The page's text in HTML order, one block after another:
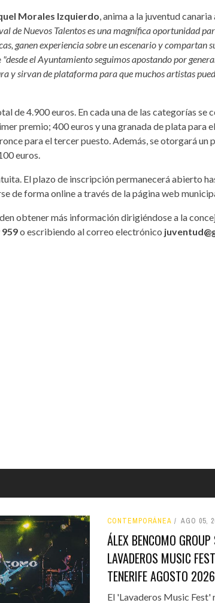
Morales Izquierdo , anima a la juventud
de Nuevos Talentos es una magnífica oportunidad
ganen experiencia sobre un escenario y compartan
"desde el Ayuntamiento seguimos apostando por
y sirvan de plataforma para que muchos artistas
de 4.900 euros. En cada una de las categorías se
premio; 400 euros y una granada de plata para
para el tercer puesto. Además, se otorgará un
euros.
El plazo de inscripción permanecerá abierto
de forma online a través de la página web
obtener más información dirigiéndose a la
959o escribiendo al correo electrónico
CONTEMPORÁNEA AGO 05,
ÁLEX BENCOMO
LAVADEROS MUSIC
TENERIFE AGOSTO 2026
El 'Lavaderos Music Fest'